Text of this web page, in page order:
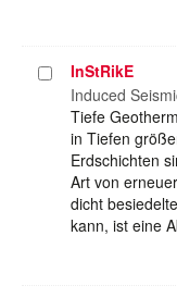
Projekt
auswählen
InStRikE
Induced
Tiefe
in Tiefen
Erdschichten
Art von
dicht
kann, ist eine